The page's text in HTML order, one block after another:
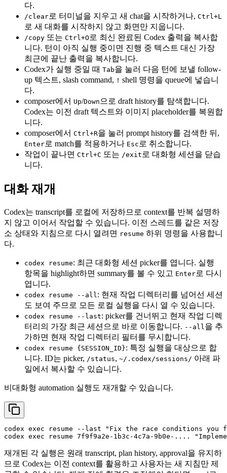
다.
/clear로 터미널을 지우고 새 chat을 시작하거나, Ctrl+L
로 새 대화를 시작하지 않고 화면만 지웁니다.
/copy 또는 Ctrl+O 로 최신 완료된 Codex 출력을 복사합
니다. 턴이 아직 실행 중이면 진행 중 텍스트 대신 가장
최근에 끝난 출력을 복사합니다.
Codex가 실행 중일 때 Tab을 눌러 다음 턴에 보낼 follow-
up 텍스트, slash command, ! shell 명령을 queue에 넣습니
다.
composer에서 Up/Down 으로 draft history를 탐색합니다.
Codex는 이전 draft 텍스트와 이미지 placeholder를 복원합
니다.
composer에서 Ctrl+R을 눌러 prompt history를 검색한 뒤,
Enter로 match를 적용하거나 Esc 로 취소합니다.
작업이 끝나면 Ctrl+C 또는 /exit 로 대화형 세션을 닫습
니다.
대화 재개
Codex는 transcript를 로컬에 저장하므로 context를 반복 설명하
지 않고 이어서 작업할 수 있습니다. 이전 스레드를 같은 저장
소 상태와 지침으로 다시 열려면 resume 하위 명령을 사용합니
다.
codex resume: 최근 대화형 세션 picker를 엽니다. 실행
항목을 highlight하면 summary를 볼 수 있고 Enter로 다시
엽니다.
codex resume --all : 현재 작업 디렉터리를 넘어선 세션
도 보여 주므로 모든 로컬 실행을 다시 열 수 있습니다.
codex resume --last: picker를 건너뛰고 현재 작업 디렉
터리의 가장 최근 세션으로 바로 이동합니다. --all 을 추
가하면 현재 작업 디렉터리 필터를 무시합니다.
codex resume {SESSION_ID}: 특정 실행을 대상으로 합
니다. ID는 picker, /status, ~/.codex/sessions/ 아래 파
일에서 복사할 수 있습니다.
비대화형 automation 실행도 재개할 수 있습니다.
codex exec resume --last
"Fix the race conditions you
codex exec resume 7f9f9a2e-1b3c-4c7a-9b0e-....
재개된 각 실행은 원래 transcript, plan history, approval을 유지하
므로 Codex는 이전 context를 활용하고 사용자는 새 지침만 제